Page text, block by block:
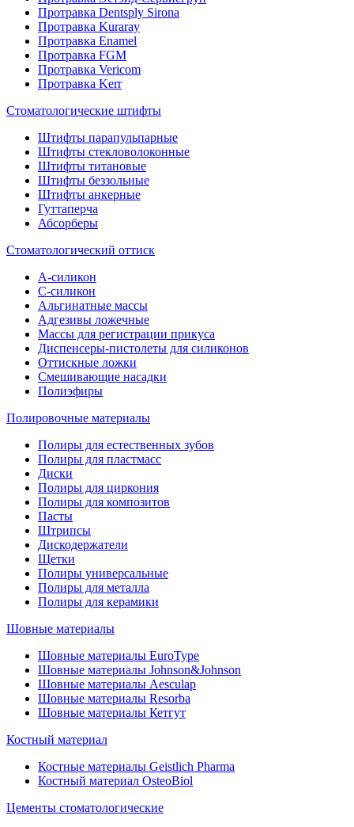
Протравка Dentsply Sirona
Протравка Kuraray
Протравка Enamel
Протравка FGM
Протравка Vericom
Протравка Kerr
Стоматологические штифты
Штифты парапульпарные
Штифты стекловолоконные
Штифты титановые
Штифты беззольные
Штифты анкерные
Гуттаперча
Абсорберы
Стоматологический оттиск
А-силикон
C-силикон
Альгинатные массы
Адгезивы ложечные
Массы для регистрации прикуса
Диспенсеры-пистолеты для силиконов
Оттискные ложки
Смешивающие насадки
Полиэфиры
Полировочные материалы
Полиры для естественных зубов
Полиры для пластмасс
Диски
Полиры для циркония
Полиры для композитов
Пасты
Штрипсы
Дискодержатели
Щетки
Полиры универсальные
Полиры для металла
Полиры для керамики
Шовные материалы
Шовные материалы EuroType
Шовные материалы Johnson&Johnson
Шовные материалы Aesculap
Шовные материалы Resorba
Шовные материалы Кетгут
Костный материал
Костные материалы Geistlich Pharma
Костный материал OsteoBiol
Цементы стоматологические